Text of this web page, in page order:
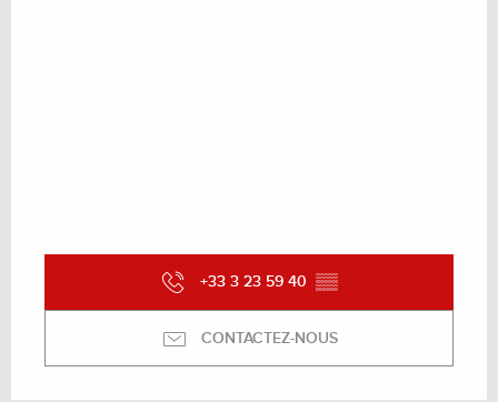
+33 3 23 59 40 ▒▒
CONTACTEZ-NOUS